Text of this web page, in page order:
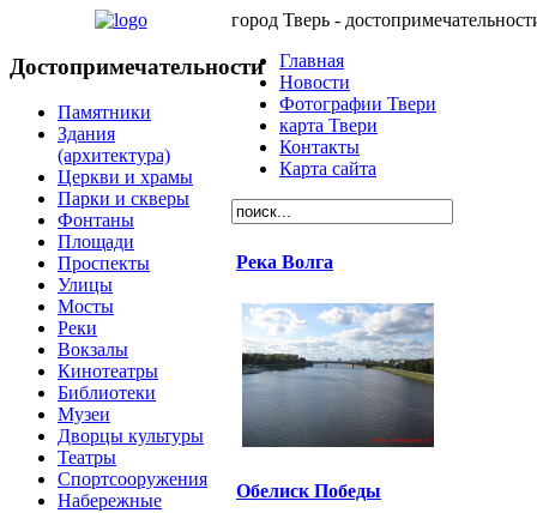
Достопримечательности
Памятники
Здания
(архитектура)
Церкви и храмы
Парки и скверы
Фонтаны
Площади
Проспекты
Улицы
Мосты
Реки
Вокзалы
Кинотеатры
Библиотеки
Музеи
Дворцы культуры
Театры
Спортсооружения
Набережные
город Тверь -
Главная
Новости
Фотографии Твери
карта Твери
Контакты
Карта сайта
Река Волга
Обелиск Победы